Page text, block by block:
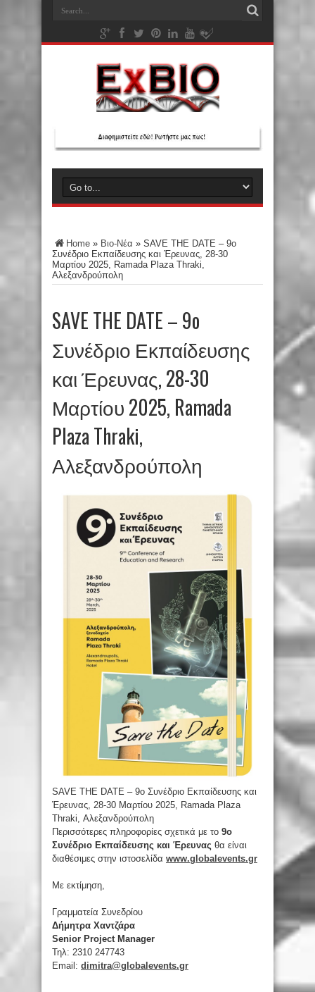
Home » Βιο-Νέα » SAVE THE DATE – 9o
Συνέδριο Εκπαίδευσης και Έρευνας, 28-30
Μαρτίου 2025, Ramada Plaza Thraki,
Αλεξανδρούπολη
SAVE THE DATE – 9o
Συνέδριο Εκπαίδευσης
και Έρευνας, 28-30
Μαρτίου 2025, Ramada
Plaza Thraki,
Αλεξανδρούπολη
SAVE THE DATE – 9o Συνέδριο Εκπαίδευσης και
Έρευνας, 28-30 Μαρτίου 2025, Ramada Plaza
Thraki, Αλεξανδρούπολη
Περισσότερες πληροφορίες σχετικά με το 9o
Συνέδριο Εκπαίδευσης και Έρευνας θα είναι
διαθέσιμες στην ιστοσελίδα www.globalevents.gr
Με εκτίμηση,
Γραμματεία Συνεδρίου
Δήμητρα Χαντζάρα
Senior Project Manager
Τηλ: 2310 247743
Email: dimitra@globalevents.gr